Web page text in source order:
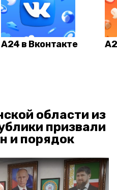
А24 в Вконтакте
области из
призвали
и порядок